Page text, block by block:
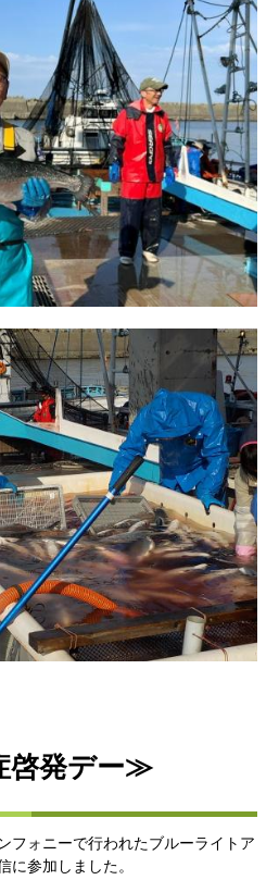
啓発デー≫
フォニーで行われたブルーライトア
に参加しました。